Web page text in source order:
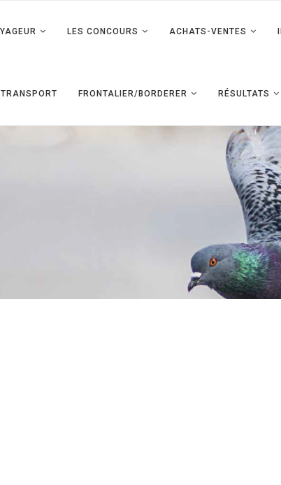
LES CONCOURS ACHATS-VENTES
FRONTALIER/BORDERER RÉSULTATS